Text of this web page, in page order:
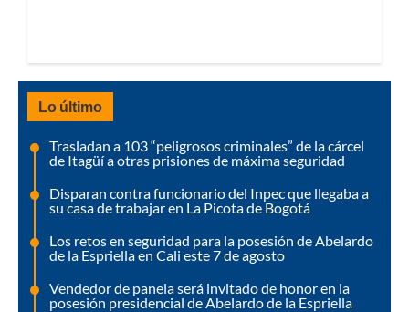
Lo último
Trasladan a 103 “peligrosos criminales” de la cárcel
de Itagüí a otras prisiones de máxima seguridad
Disparan contra funcionario del Inpec que llegaba a
su casa de trabajar en La Picota de Bogotá
Los retos en seguridad para la posesión de Abelardo
de la Espriella en Cali este 7 de agosto
Vendedor de panela será invitado de honor en la
posesión presidencial de Abelardo de la Espriella